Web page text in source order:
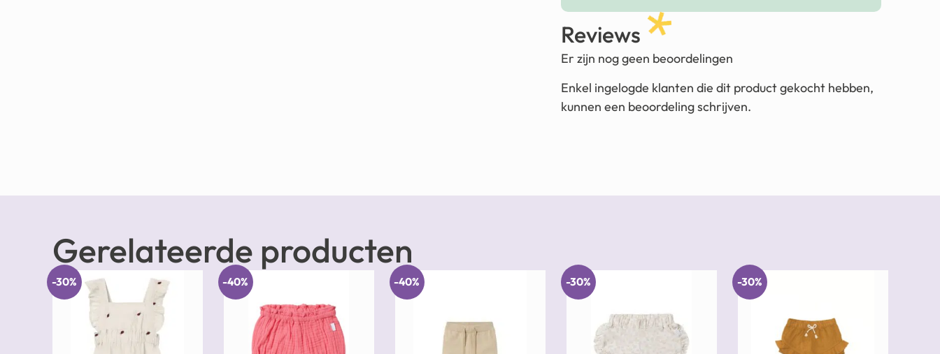
Reviews
Er zijn nog geen beoordelingen
Enkel ingelogde klanten die dit product gekocht hebben,
kunnen een beoordeling schrijven.
Gerelateerde producten
-30% -40% -40% -30% -30%